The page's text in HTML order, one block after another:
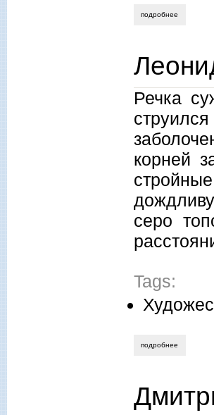
подробнее
Речка
корней
серо
Tags:
подробнее